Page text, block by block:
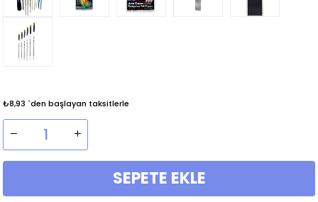
₺8,93 `den başlayan taksitlerle